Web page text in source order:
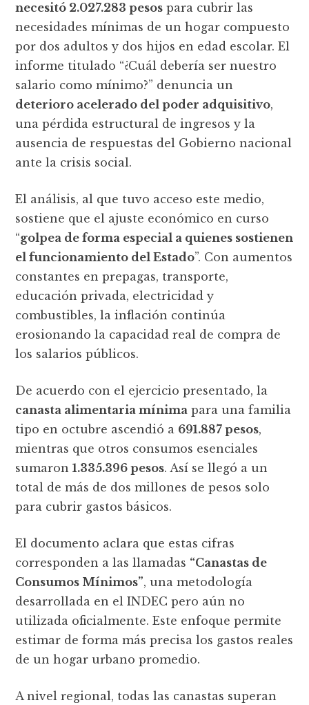
necesitó 2.027.283 pesos para cubrir las
necesidades mínimas de un hogar compuesto
por dos adultos y dos hijos en edad escolar. El
informe titulado “¿Cuál debería ser nuestro
salario como mínimo?” denuncia un
deterioro acelerado del poder adquisitivo,
una pérdida estructural de ingresos y la
ausencia de respuestas del Gobierno nacional
ante la crisis social.
El análisis, al que tuvo acceso este medio,
sostiene que el ajuste económico en curso
“golpea de forma especial a quienes sostienen
el funcionamiento del Estado”. Con aumentos
constantes en prepagas, transporte,
educación privada, electricidad y
combustibles, la inflación continúa
erosionando la capacidad real de compra de
los salarios públicos.
De acuerdo con el ejercicio presentado, la
canasta alimentaria mínima para una familia
tipo en octubre ascendió a 691.887 pesos,
mientras que otros consumos esenciales
sumaron1.335.396 pesos. Así se llegó a un
total de más de dos millones de pesos solo
para cubrir gastos básicos.
El documento aclara que estas cifras
corresponden a las llamadas “Canastas de
Consumos Mínimos”, una metodología
desarrollada en el INDEC pero aún no
utilizada oficialmente. Este enfoque permite
estimar de forma más precisa los gastos reales
de un hogar urbano promedio.
A nivel regional, todas las canastas superan